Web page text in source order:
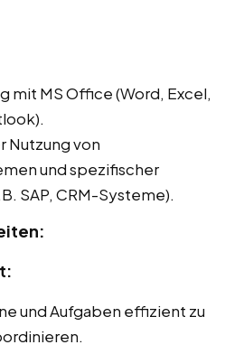
mit MS Office (Word, Excel,
Nutzung von
und spezifischer
SAP, CRM-Systeme).
und Aufgaben effizient zu